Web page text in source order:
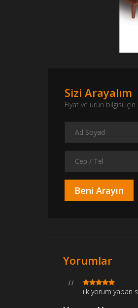
Sizi Arayalım
Fiyat ve ürün bilgisi
Yorumlar
ilk yorum yapan